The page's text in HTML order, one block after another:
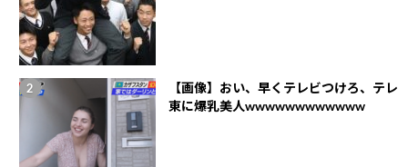
【画像】おい、早くテレビつけろ、テレ
東に爆乳美人wwwwwwwwwwww